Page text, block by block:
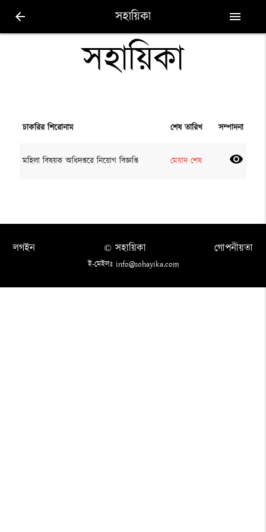
arrow_back সহায়িকা menu
সহায়িকা
চাকরির শিরোনাম শেষ তারিখ সম্পাদনা
মহিলা বিষয়ক অধিদপ্তরে নিয়োগ বিজ্ঞপ্তি মেয়াদ শেষ visibility
লগইন গোপনীয়তা
© সহায়িকা
ই-মেইলঃ info@sohayika.com